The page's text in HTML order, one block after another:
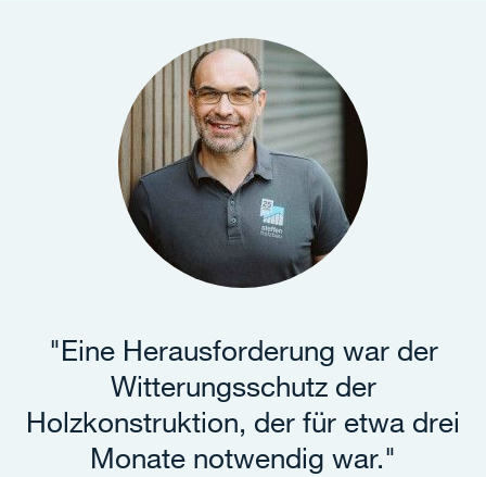
"Eine Herausforderung war der
Witterungsschutz der
Holzkonstruktion, der für etwa drei
Monate notwendig war."